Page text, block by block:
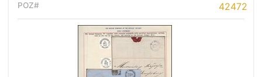
42472